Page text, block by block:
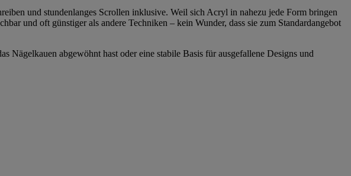
und stundenlanges Scrollen inklusive. Weil sich Acryl in nahezu jede Form bringen
und oft günstiger als andere Techniken – kein Wunder, dass sie zum Standardangebot
Nägelkauen abgewöhnt hast oder eine stabile Basis für ausgefallene Designs und